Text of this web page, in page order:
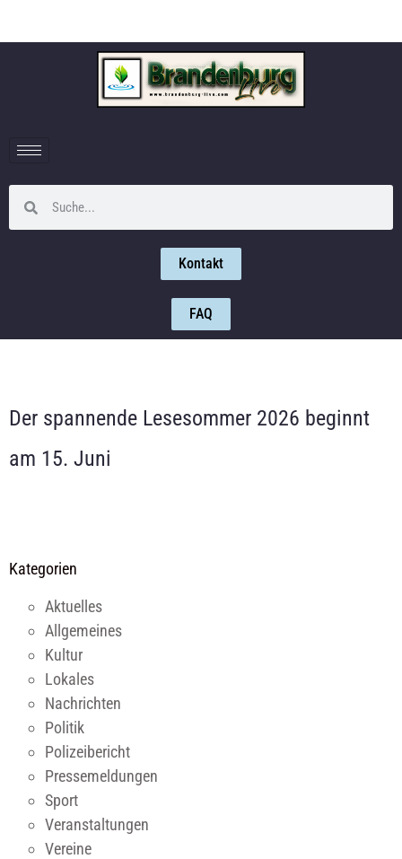
Kontakt
FAQ
Der spannende Lesesommer 2026 beginnt
am 15. Juni
Kategorien
Aktuelles
Allgemeines
Kultur
Lokales
Nachrichten
Politik
Polizeibericht
Pressemeldungen
Sport
Veranstaltungen
Vereine